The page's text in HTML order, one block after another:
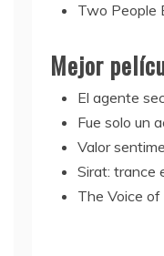
Two People
Mejor
El agente
Fue solo un
Valor
Sirat: trance
The Voice of